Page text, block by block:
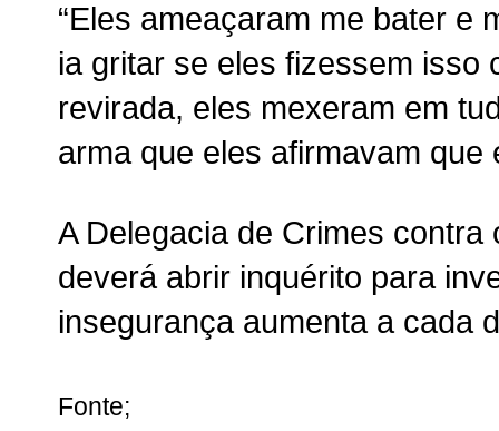
“Eles ameaçaram me bater e
ia gritar se eles fizessem isso
revirada, eles mexeram em
arma que eles afirmavam que
A Delegacia de Crimes contra
deverá abrir inquérito para
insegurança aumenta a cada
Fonte;